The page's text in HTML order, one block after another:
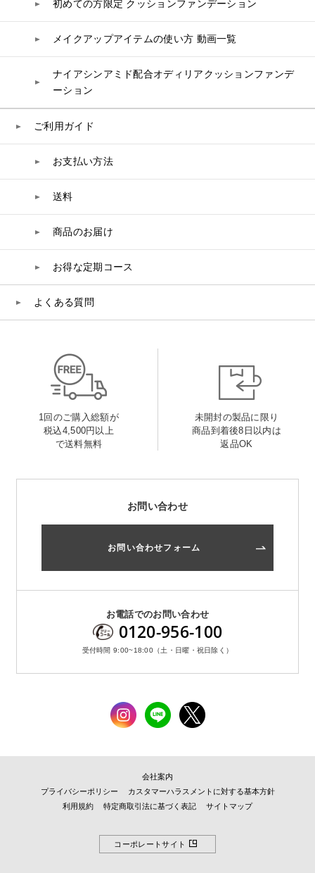
白神秘境活性水
初めての方限定 クッションファンデーション
メイクアップアイテムの使い方 動画一覧
ナイアシンアミド配合オディリアクッションファンデ
ーション
ご利用ガイド
お支払い方法
送料
商品のお届け
お得な定期コース
よくある質問
1回のご購入総額が
税込4,500円以上
で送料無料
未開封の製品に限り
商品到着後8日以内は
返品OK
お問い合わせ
お問い合わせフォーム
お電話でのお問い合わせ
0120-956-100
受付時間 9:00~18:00（土・日曜・祝日除く）
会社案内
プライバシーポリシー
カスタマーハラスメントに対する基本方針
利用規約
特定商取引法に基づく表記 サイトマップ
コーポレートサイト